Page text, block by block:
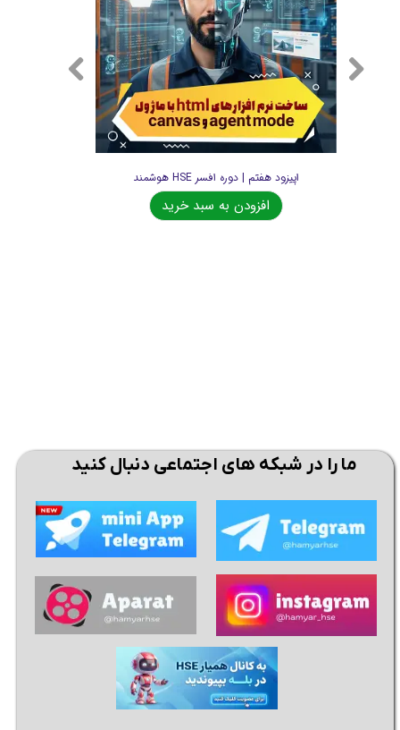
★★★★
★★★★★
اپیزود هفتم | دوره افسر HSE هوشمند
افزودن به سبد خرید
ما را در شبکه های اجتماعی دنبال کنید